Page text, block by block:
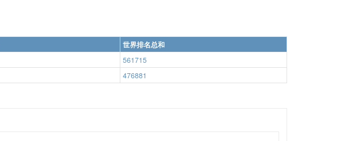
世界排名总和
561715
476881